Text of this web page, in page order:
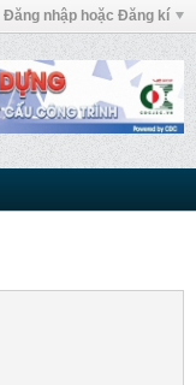
Đăng nhập hoặc Đăng kí